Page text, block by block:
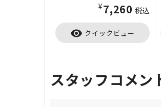
¥7,260 税込
visibility クイックビュー
スタッフコメン